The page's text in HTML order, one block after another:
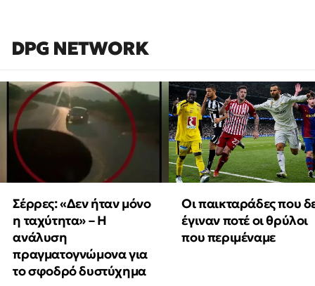
DPG NETWORK
Σέρρες: «Δεν ήταν μόνο
η ταχύτητα» – Η
ανάλυση
πραγματογνώμονα για
το σφοδρό δυστύχημα
Οι παικταράδες που
έγιναν ποτέ οι θρύλοι
που περιμέναμε